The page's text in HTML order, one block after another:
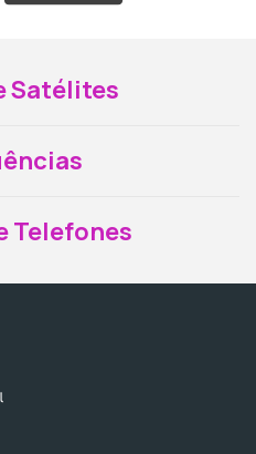
Satélites
Telefones